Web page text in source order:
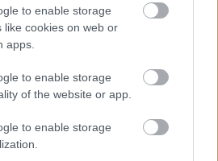
to enable storage
like cookies on web or
apps.
to enable storage
of the website or app.
to enable storage